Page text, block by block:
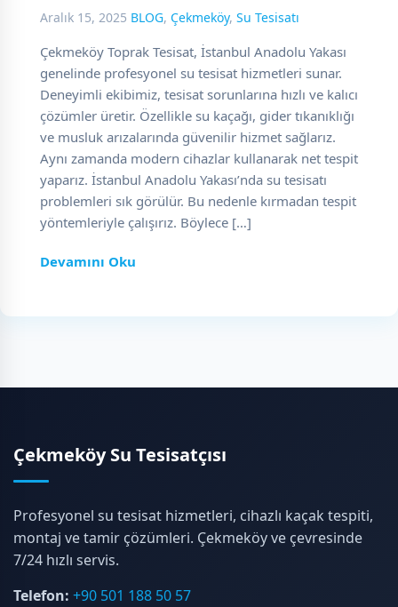
Aralık 15, 2025 BLOG, Çekmeköy, Su Tesisatı
Çekmeköy Toprak Tesisat, İstanbul Anadolu Yakası
genelinde profesyonel su tesisat hizmetleri sunar.
Deneyimli ekibimiz, tesisat sorunlarına hızlı ve kalıcı
çözümler üretir. Özellikle su kaçağı, gider tıkanıklığı
ve musluk arızalarında güvenilir hizmet sağlarız.
Aynı zamanda modern cihazlar kullanarak net tespit
yaparız. İstanbul Anadolu Yakası’nda su tesisatı
problemleri sık görülür. Bu nedenle kırmadan tespit
yöntemleriyle çalışırız. Böylece […]
Devamını Oku
Çekmeköy Su Tesisatçısı
Profesyonel su tesisat hizmetleri, cihazlı kaçak tespiti,
montaj ve tamir çözümleri. Çekmeköy ve çevresinde
7/24 hızlı servis.
Telefon: +90 501 188 50 57